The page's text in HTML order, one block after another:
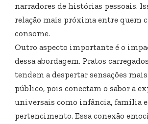
narradores de histórias pessoais.
relação mais próxima entre quem
consome.
Outro aspecto importante é o
dessa abordagem. Pratos
tendem a despertar sensações
público, pois conectam o sabor a
universais como infância, família e
pertencimento. Essa conexão